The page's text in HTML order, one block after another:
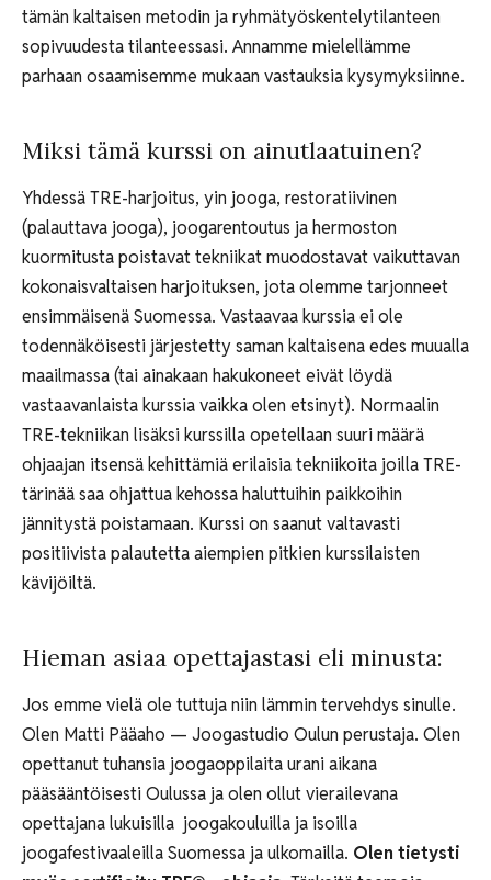
tämän kaltaisen metodin ja ryhmätyöskentelytilanteen
sopivuudesta tilanteessasi. Annamme mielellämme
parhaan osaamisemme mukaan vastauksia kysymyksiinne.
Miksi tämä kurssi on ainutlaatuinen?
Yhdessä TRE-harjoitus, yin jooga, restoratiivinen
(palauttava jooga), joogarentoutus ja hermoston
kuormitusta poistavat tekniikat muodostavat vaikuttavan
kokonaisvaltaisen harjoituksen, jota olemme tarjonneet
ensimmäisenä Suomessa. Vastaavaa kurssia ei ole
todennäköisesti järjestetty saman kaltaisena edes muualla
maailmassa (tai ainakaan hakukoneet eivät löydä
vastaavanlaista kurssia vaikka olen etsinyt). Normaalin
TRE-tekniikan lisäksi kurssilla opetellaan suuri määrä
ohjaajan itsensä kehittämiä erilaisia tekniikoita joilla TRE-
tärinää saa ohjattua kehossa haluttuihin paikkoihin
jännitystä poistamaan. Kurssi on saanut valtavasti
positiivista palautetta aiempien pitkien kurssilaisten
kävijöiltä.
Hieman asiaa opettajastasi eli minusta:
Jos emme vielä ole tuttuja niin lämmin tervehdys sinulle.
Olen Matti Pääaho — Joogastudio Oulun perustaja. Olen
opettanut tuhansia joogaoppilaita urani aikana
pääsääntöisesti Oulussa ja olen ollut vierailevana
opettajana lukuisilla joogakouluilla ja isoilla
joogafestivaaleilla Suomessa ja ulkomailla. Olen tietysti